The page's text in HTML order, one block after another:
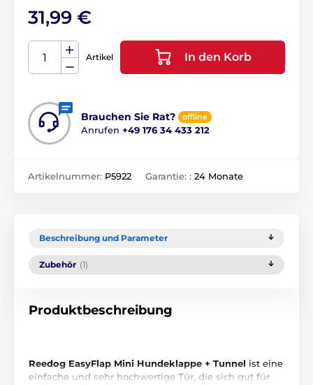
31,99 €
Artikel In den Korb
Brauchen Sie Rat? offline
Anrufen +49 176 34 433 212
Artikelnummer: P5922 Garantie: : 24 Monate
Beschreibung und Parameter
Zubehör (1)
Produktbeschreibung
Reedog EasyFlap Mini Hundeklappe + Tunnel ist eine
einfache und sehr hochwertige Tür, die sich gut für